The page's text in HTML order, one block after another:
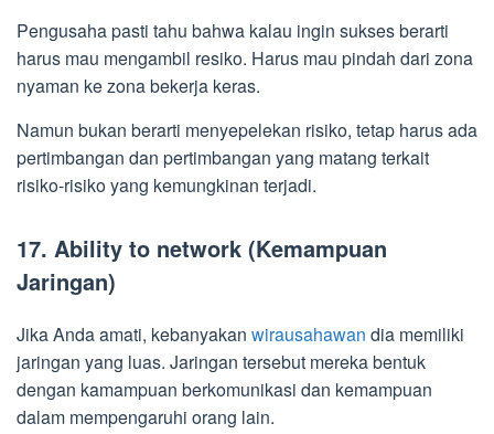
Pengusaha pasti tahu bahwa kalau ingin sukses berarti
harus mau mengambil resiko. Harus mau pindah dari zona
nyaman ke zona bekerja keras.
Namun bukan berarti menyepelekan risiko, tetap harus ada
pertimbangan dan pertimbangan yang matang terkait
risiko-risiko yang kemungkinan terjadi.
17. Ability to network (Kemampuan
Jaringan)
Jika Anda amati, kebanyakan wirausahawan dia memiliki
jaringan yang luas. Jaringan tersebut mereka bentuk
dengan kamampuan berkomunikasi dan kemampuan
dalam mempengaruhi orang lain.